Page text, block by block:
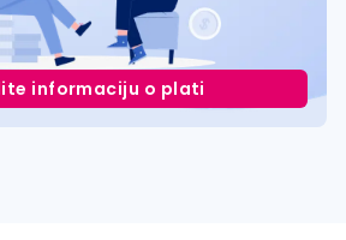
informaciju o plati